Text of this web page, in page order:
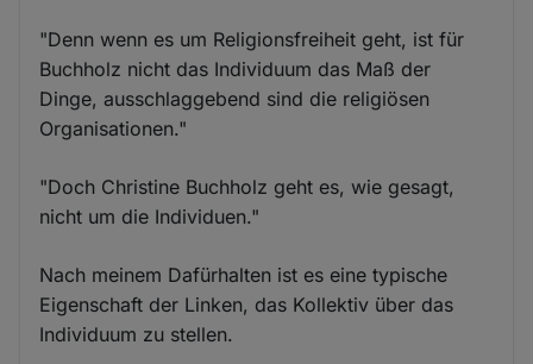
"Denn wenn es um Religionsfreiheit geht, ist für
Buchholz nicht das Individuum das Maß der
Dinge, ausschlaggebend sind die religiösen
Organisationen."
"Doch Christine Buchholz geht es, wie gesagt,
nicht um die Individuen."
Nach meinem Dafürhalten ist es eine typische
Eigenschaft der Linken, das Kollektiv über das
Individuum zu stellen.